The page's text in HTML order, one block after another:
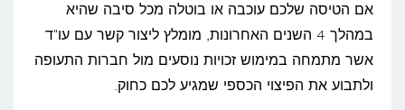
אם הטיסה שלכם עוכבה או בוטלה מכל סיבה שהיא
במהלך 4 השנים האחרונות, מומלץ ליצור קשר עם עו"ד
אשר מתמחה במימוש זכויות נוסעים מול חברות התעופה
ולתבוע את הפיצוי הכספי שמגיע לכם כחוק.